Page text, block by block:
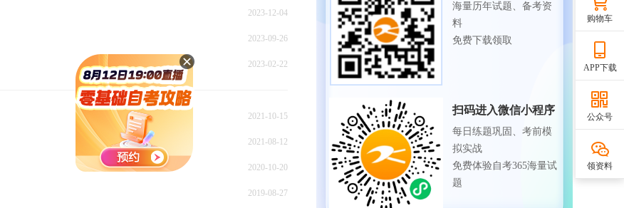
2023-12-04
2023-09-26
2023-02-22
2021-10-15
2021-08-12
2020-10-20
2019-08-27
海量历年试题、备考资
料
免费下载领取
扫码进入微信小程序
每日练题巩固、考前模
拟实战
免费体验自考365海量试
题
购物车
APP下载
公众号
领资料